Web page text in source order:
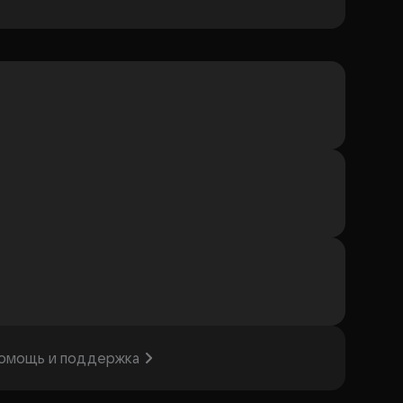
и поддержка